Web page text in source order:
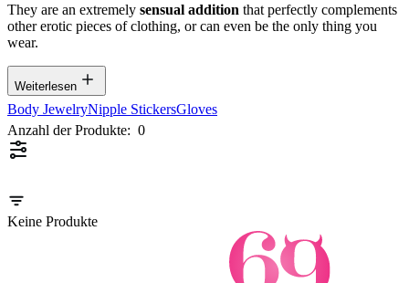
They are an extremely sensual addition that perfectly complements
other erotic pieces of clothing, or can even be the only thing you
wear.
Weiterlesen
Body JewelryNipple StickersGloves
Anzahl der Produkte: 0
Keine Produkte